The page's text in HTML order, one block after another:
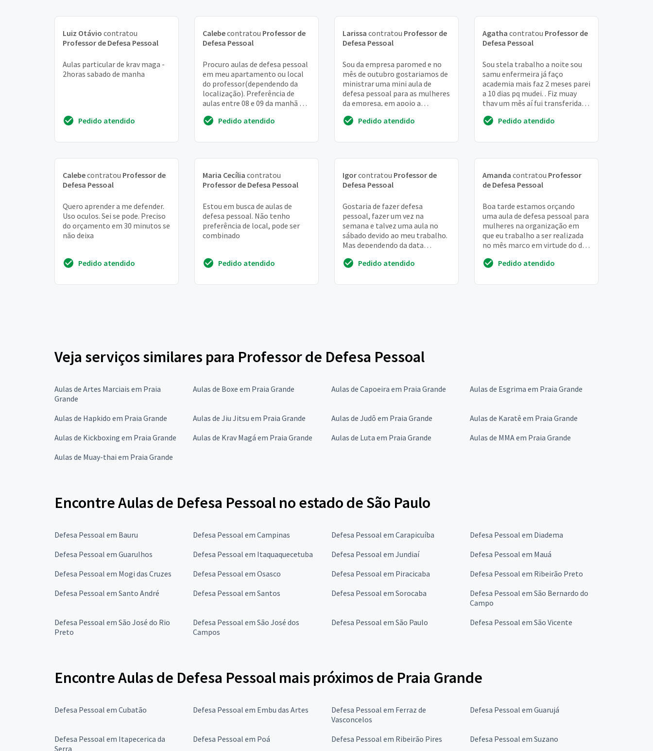
Luiz Otávio contratou
Professor de Defesa Pessoal
Aulas particular de krav maga -
2horas sabado de manha
Pedido atendido
Calebecontratou Professor de
Defesa Pessoal
Procuro aulas de defesa pessoal
em meu apartamento ou local
do professor(dependendo da
localização). Preferência de
aulas entre 08 e 09 da manhã 3x
Pedido atendido
Larissa contratou Professor de
Defesa Pessoal
Sou da empresa paromed e no
mês de outubro gostariamos de
ministrar uma mini aula de
defesa pessoal para as mulheres
da empresa, em apoio a
temos nosso espaç...
Pedido atendido
Agatha contratou Professor de
Defesa Pessoal
Sou stela trabalho a noite sou
samu enfermeira já faço
academia mais faz 2 meses parei
a 10 dias pq mudei. . Fiz muay
thay um mês aí fui transferida. . .
ex... Pedido atendido
Calebecontratou Professor de
Defesa Pessoal
Quero aprender a me defender.
Uso oculos. Sei se pode. Preciso
do orçamento em 30 minutos se
não deixa
Pedido atendido
Maria Cecília contratou
Professor de Defesa Pessoal
Estou em busca de aulas de
defesa pessoal. Não tenho
preferência de local, pode ser
combinado
Pedido atendido
Igorcontratou Professor de
Defesa Pessoal
Gostaria de fazer defesa
pessoal, fazer um vez na
semana e talvez uma aula no
sábado devido ao meu trabalho.
Mas dependendo da data
de fazer em um salão m...
Pedido atendido
Amanda contratou Professor
de Defesa Pessoal
Boa tarde estamos orçando
uma aula de defesa pessoal para
mulheres na organização em
que eu trabalho a ser realizada
no mês março em virtude do dia
Atualmente ...
Pedido atendido
Veja serviços similares para Professor de Defesa Pessoal
Aulas de Artes Marciais em Praia
Grande
Aulas de Boxe em Praia Grande Aulas de Capoeira em Praia Grande Aulas de Esgrima em Praia Grande
Aulas de Hapkido em Praia Grande Aulas de Jiu Jitsu em Praia Grande Aulas de Judô em Praia Grande
Aulas de Karatê em Praia Grande
Aulas de Kickboxing em Praia Grande
Aulas de Krav Magá em Praia Grande Aulas de Luta em Praia Grande
Aulas de MMA em Praia Grande
Aulas de Muay-thai em Praia Grande
Encontre Aulas de Defesa Pessoal no estado de São Paulo
Defesa Pessoal em Bauru Defesa Pessoal em Campinas Defesa Pessoal em Carapicuíba
Defesa Pessoal em Diadema
Defesa Pessoal em Guarulhos
Defesa Pessoal em Itaquaquecetuba Defesa Pessoal em Jundiaí
Defesa Pessoal em Mauá
Defesa Pessoal em Mogi das Cruzes
Defesa Pessoal em Osasco Defesa Pessoal em Piracicaba
Defesa Pessoal em Ribeirão Preto
Defesa Pessoal em Santo André
Defesa Pessoal em Santos Defesa Pessoal em Sorocaba
Defesa Pessoal em São Bernardo do
Campo
Defesa Pessoal em São José do Rio
Preto
Defesa Pessoal em São José dos
Campos
Defesa Pessoal em São Paulo Defesa Pessoal em São Vicente
Encontre Aulas de Defesa Pessoal mais próximos de Praia Grande
Defesa Pessoal em Cubatão Defesa Pessoal em Embu das Artes
Defesa Pessoal em Ferraz de
Vasconcelos
Defesa Pessoal em Guarujá
Defesa Pessoal em Itapecerica da
Serra
Defesa Pessoal em Poá Defesa Pessoal em Ribeirão Pires Defesa Pessoal em Suzano